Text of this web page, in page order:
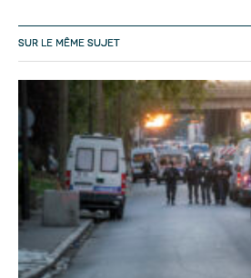
SUR LE MÊME SUJET